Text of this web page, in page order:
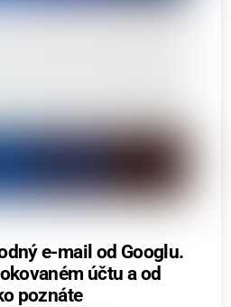
e-mail od Googlu.
účtu a od
poznáte